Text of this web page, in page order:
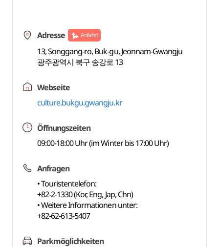
Adresse Anfahrt
13, Songgang-ro, Buk-gu, Jeonnam-Gwangju
광주광역시 북구 송강로 13
Webseite
culture.bukgu.gwangju.kr
Öffnungszeiten
09:00-18:00 Uhr (im Winter bis 17:00 Uhr)
Anfragen
• Touristentelefon:
+82-2-1330 (Kor, Eng, Jap, Chn)
• Weitere Informationen unter:
+82-62-613-5407
Parkmöglichkeiten